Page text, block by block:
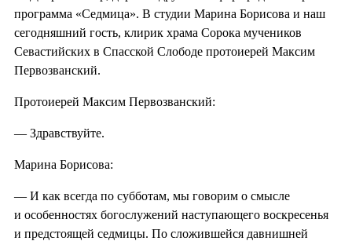
программа «Седмица». В студии Марина Борисова и наш
сегодняшний гость, клирик храма Сорока мучеников
Севастийских в Спасской Слободе протоиерей Максим
Первозванский.
Протоиерей Максим Первозванский:
— Здравствуйте.
Марина Борисова:
— И как всегда по субботам, мы говорим о смысле
и особенностях богослужений наступающего воскресенья
и предстоящей седмицы. По сложившейся давнишней